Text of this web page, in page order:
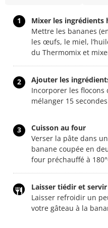
1
Mixer les ingrédients
Mettre les bananes
les œufs, le miel,
du Thermomix et
2
Ajouter les
Incorporer les flocons
mélanger 15
3
Cuisson au four
Verser la pâte dans
banane coupée en
four préchauffé à
Laisser tiédir et servir
Laisser refroidir un
votre gâteau à la